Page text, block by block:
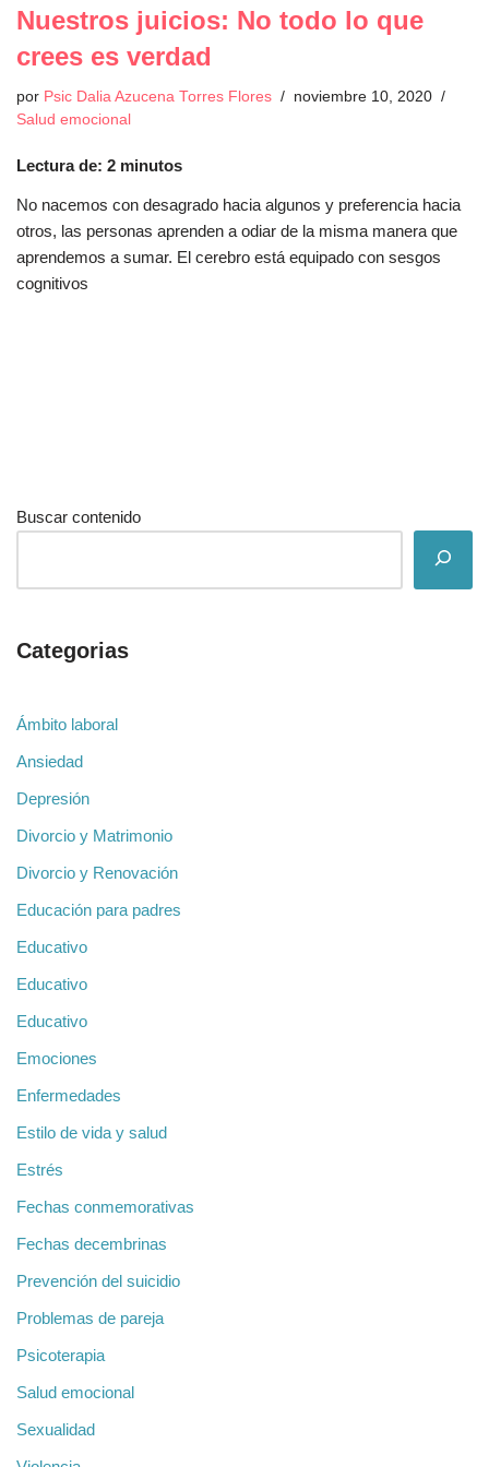
Nuestros juicios: No todo lo que
crees es verdad
por Psic Dalia Azucena Torres Flores
noviembre 10, 2020
Salud emocional
Lectura de: 2 minutos
No nacemos con desagrado hacia algunos y preferencia hacia
otros, las personas aprenden a odiar de la misma manera que
aprendemos a sumar. El cerebro está equipado con sesgos
cognitivos
Buscar contenido
Categorias
Ámbito laboral
Ansiedad
Depresión
Divorcio y Matrimonio
Divorcio y Renovación
Educación para padres
Educativo
Educativo
Educativo
Emociones
Enfermedades
Estilo de vida y salud
Estrés
Fechas conmemorativas
Fechas decembrinas
Prevención del suicidio
Problemas de pareja
Psicoterapia
Salud emocional
Sexualidad